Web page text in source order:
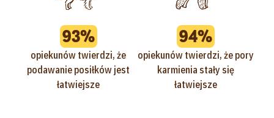
93%
opiekunów twierdzi, że
podawanie posiłków jest
łatwiejsze
94%
opiekunów twierdzi, że pory
karmienia stały się
łatwiejsze